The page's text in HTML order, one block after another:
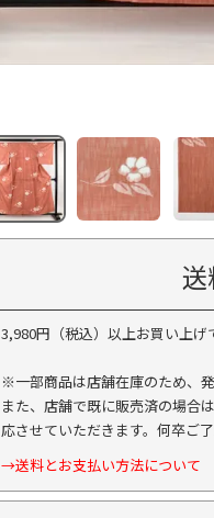
送
3,980円（税込）以上お買い上げ
※一部商品は店舗在庫のため、
また、店舗で既に販売済の場合
応させていただきます。何卒ご了
→送料とお支払い方法について